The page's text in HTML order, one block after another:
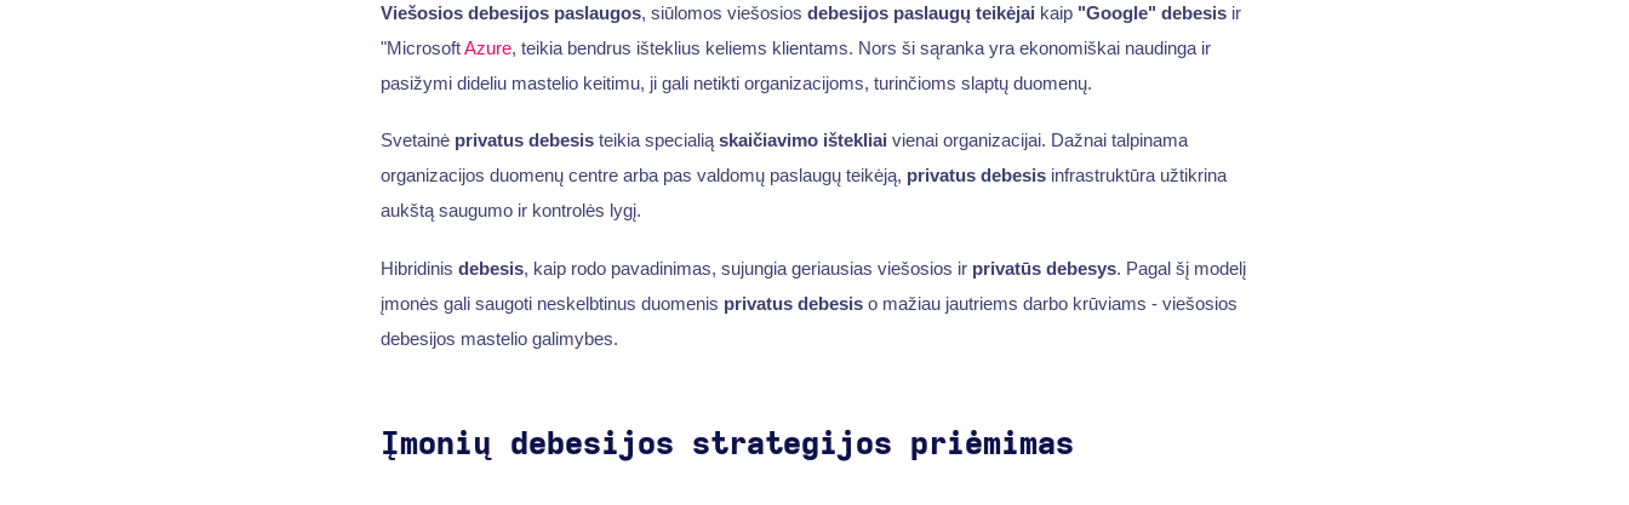
Viešosios debesijos paslaugos, siūlomos viešosios debesijos paslaugų teikėjai kaip "Google" debesisir
"MicrosoftAzure, teikia bendrus išteklius keliems klientams. Nors ši sąranka yra ekonomiškai naudinga ir
pasižymi dideliu mastelio keitimu, ji gali netikti organizacijoms, turinčioms slaptų duomenų.
Svetainė privatus debesisteikia specialią skaičiavimo ištekliai vienai organizacijai. Dažnai talpinama
organizacijos duomenų centre arba pas valdomų paslaugų teikėją, privatus debesis infrastruktūra užtikrina
aukštą saugumo ir kontrolės lygį.
Hibridinis debesis, kaip rodo pavadinimas, sujungia geriausias viešosios ir privatūs debesys. Pagal šį modelį
įmonės gali saugoti neskelbtinus duomenis privatus debesiso mažiau jautriems darbo krūviams - viešosios
debesijos mastelio galimybes.
Įmonių debesijos strategijos priėmimas